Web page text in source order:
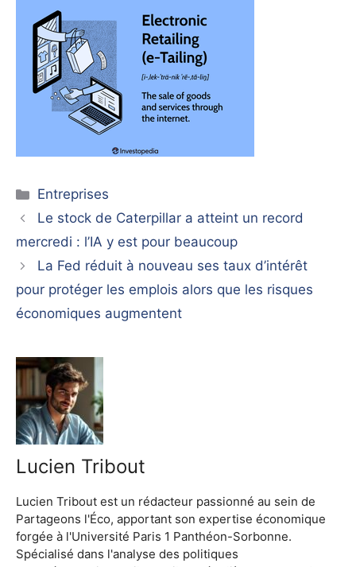
Catégories
Entreprises
Le stock de Caterpillar a atteint un record
mercredi : l’IA y est pour beaucoup
La Fed réduit à nouveau ses taux d’intérêt
pour protéger les emplois alors que les risques
économiques augmentent
Lucien Tribout
Lucien Tribout est un rédacteur passionné au sein de
Partageons l'Éco, apportant son expertise économique
forgée à l'Université Paris 1 Panthéon-Sorbonne.
Spécialisé dans l'analyse des politiques